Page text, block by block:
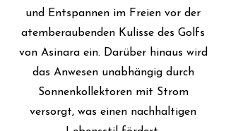
und Entspannen im Freien vor der
atemberaubenden Kulisse des Golfs
von Asinara ein. Darüber hinaus wird
das Anwesen unabhängig durch
Sonnenkollektoren mit Strom
versorgt, was einen nachhaltigen